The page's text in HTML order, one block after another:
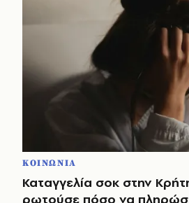
ΚΟΙΝΩΝΙΑ
Καταγγελία σοκ στην
ρωτούσε πόσο να